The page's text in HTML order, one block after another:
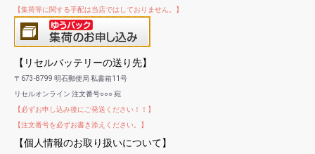
【集荷等に関する手配は当店ではしておりません。】
【リセルバッテリーの送り先】
〒673-8799 明石郵便局 私書箱11号
リセルオンライン 注文番号○○○ 宛
【必ずお申し込み後にご発送ください！！】
【注文番号を必ずお書き添えください。】
【個人情報のお取り扱いについて】